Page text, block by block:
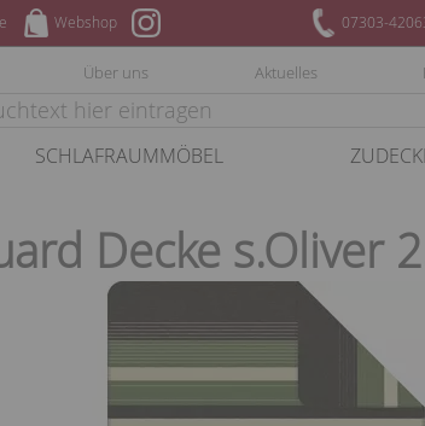
Webshop 07303-
Über uns Aktuelles
SCHLAFRAUMMÖBEL
Decke s.Oliver